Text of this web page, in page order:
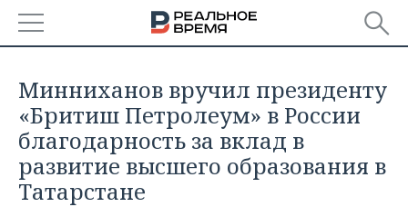
БАШКОРТОСТАН
ТАТАРСТАН
УДМУРТИЯ
НОВОСТИ
АНАЛИТИКА
НОВОСТИ АНАЛИТИКИ
ЭКОНОМИКА
Минниханов вручил президенту
«Бритиш Петролеум» в России
благодарность за вклад в
развитие высшего образования в
Татарстане